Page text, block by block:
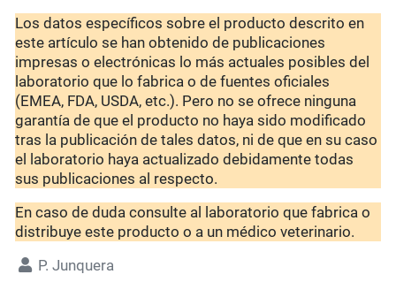
Los datos específicos sobre el producto descrito en
este artículo se han obtenido de publicaciones
impresas o electrónicas lo más actuales posibles del
laboratorio que lo fabrica o de fuentes oficiales
(EMEA, FDA, USDA, etc.). Pero no se ofrece ninguna
garantía de que el producto no haya sido modificado
tras la publicación de tales datos, ni de que en su caso
el laboratorio haya actualizado debidamente todas
sus publicaciones al respecto.
En caso de duda consulte al laboratorio que fabrica o
distribuye este producto o a un médico veterinario.
P. Junquera